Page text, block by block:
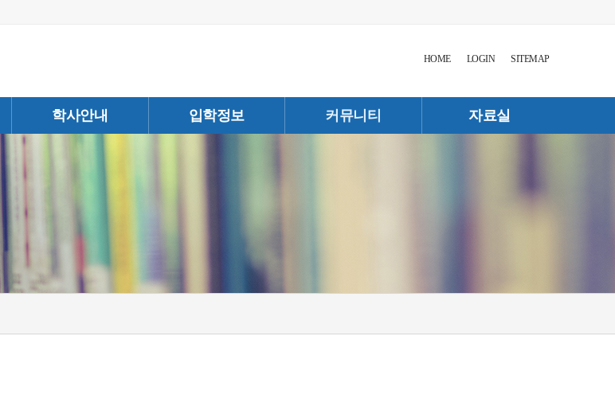
HOME LOGIN SITEMAP
학사안내 입학정보 커뮤니티 자료실